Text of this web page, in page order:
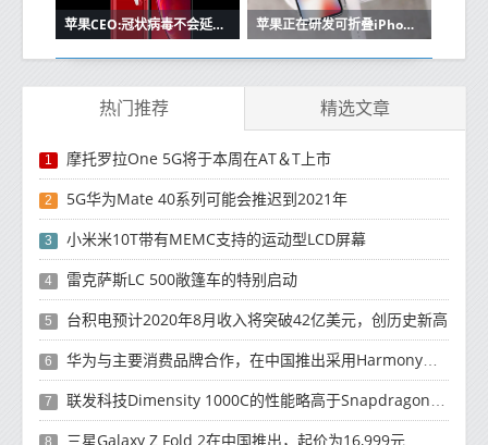
苹果CEO:冠状病毒不会延迟苹果的iPhone SE 2,新的iPad Pro 苹果正在研发可折叠iPhone于2020年推出
热门推荐 精选文章
1 摩托罗拉One 5G将于本周在AT＆T上市
2 5G华为Mate 40系列可能会推迟到2021年
3 小米米10T带有MEMC支持的运动型LCD屏幕
4 雷克萨斯LC 500敞篷车的特别启动
5 台积电预计2020年8月收入将突破42亿美元，创历史新高
6 华为与主要消费品牌合作，在中国推出采用HarmonyOS 2.0的智能家居产品
7 联发科技Dimensity 1000C的性能略高于Snapdragon 765G
8 三星Galaxy Z Fold 2在中国推出，起价为16,999元